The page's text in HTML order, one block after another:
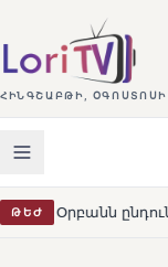
ՀԻՆԳՇԱԲԹԻ, ՕԳՈՍՏՈՍԻ
ԹԵԺ